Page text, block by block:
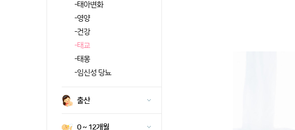
-태아변화
-영양
-건강
-태교
-태몽
-임신성 당뇨
출산
0 ~ 12개월